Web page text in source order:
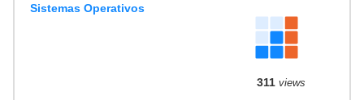
Sistemas Operativos
311 views